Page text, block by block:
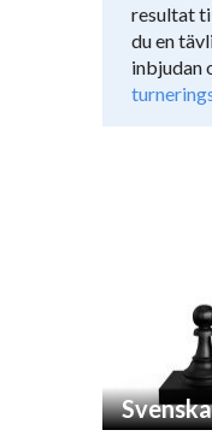
resultat
du en
inbjudan